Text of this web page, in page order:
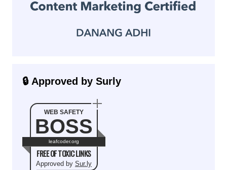
🔒 Approved by Surly
WEB SAFETY
BOSS
leafcoder.org
FREE OF TOXIC LINKS
Approved by Sur.ly